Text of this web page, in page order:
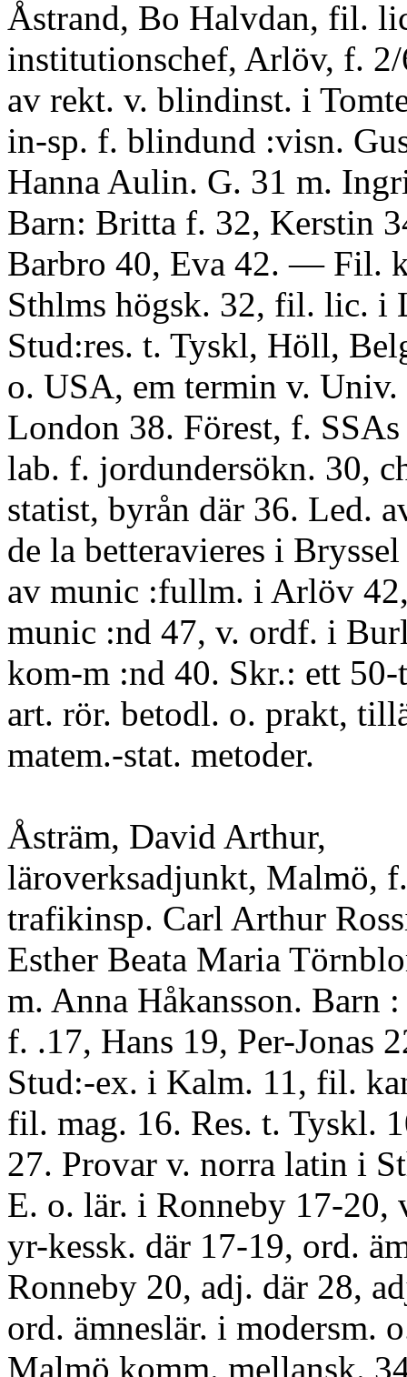
Åstrand, Bo Halvdan, fil.
institutionschef, Arlöv, f.
av rekt. v. blindinst. i
in-sp. f. blindund :visn.
Hanna Aulin. G. 31 m.
Barn: Britta f. 32, Kerstin
Barbro 40, Eva 42. — Fil.
Sthlms högsk. 32, fil. lic. i
Stud:res. t. Tyskl, Höll,
o. USA, em termin v.
London 38. Förest, f.
lab. f. jordundersökn. 30,
statist, byrån där 36. Led.
de la betteravieres i
av munic :fullm. i Arlöv
munic :nd 47, v. ordf. i
kom-m :nd 40. Skr.: ett 50-
art. rör. betodl. o. prakt,
matem.-stat. metoder.
Åsträm, David Arthur,
läroverksadjunkt, Malmö,
trafikinsp. Carl Arthur
Esther Beata Maria
m. Anna Håkansson. Barn
f. .17, Hans 19, Per-Jonas
Stud:-ex. i Kalm. 11, fil.
fil. mag. 16. Res. t. Tyskl.
27. Provar v. norra latin i
E. o. lär. i Ronneby 17-20,
yr-kessk. där 17-19, ord.
Ronneby 20, adj. där 28,
ord. ämneslär. i modersm.
Malmö komm. mellansk.